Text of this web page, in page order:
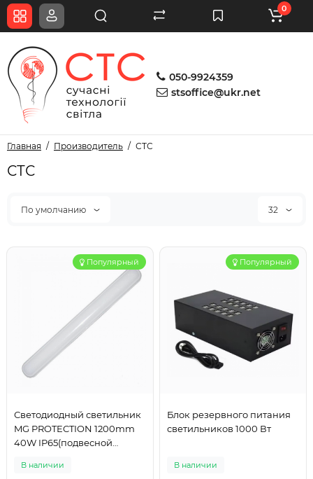
050-9924359
stsoffice@ukr.net
0
Главная Производитель СТС
СТС
По умолчанию 32
Популярный
Светодиодный светильник
MG PROTECTION 1200mm
40W IP65(подвесной
В наличии
Популярный
Блок резервного питания
светильников 1000 Вт
В наличии